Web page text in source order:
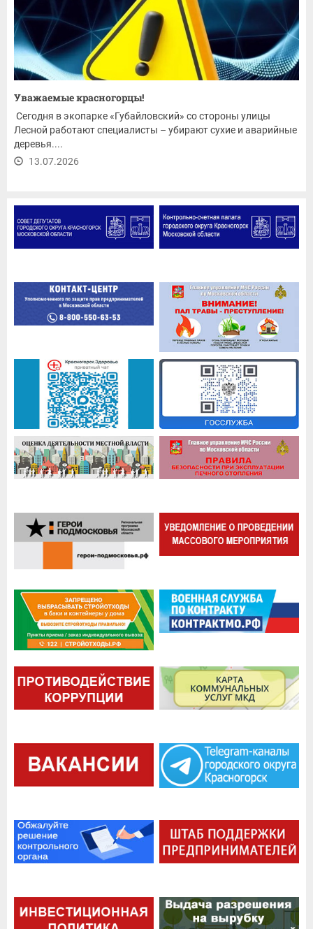
Уважаемые красногорцы!
Сегодня в экопарке «Губайловский» со стороны улицы
Лесной работают специалисты – убирают сухие и аварийные
деревья....
13.07.2026